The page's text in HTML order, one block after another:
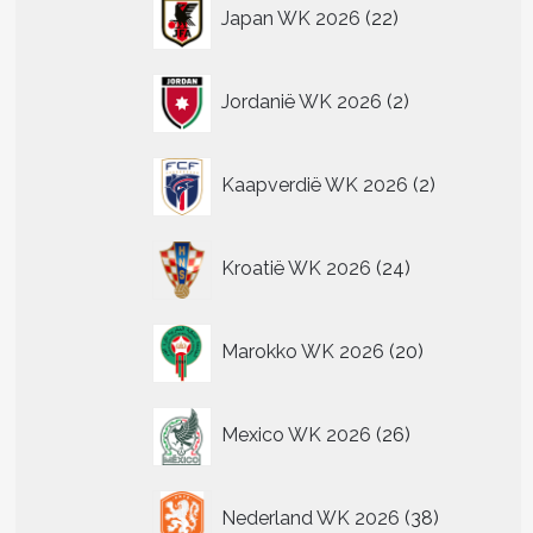
Japan WK 2026 22
producten
Jordanië WK 2026 2
producten
Kaapverdië WK 2026 2
producten
Kroatië WK 2026 24
producten
Marokko WK 2026 20
producten
Mexico WK 2026 26
producten
Nederland WK 2026 38